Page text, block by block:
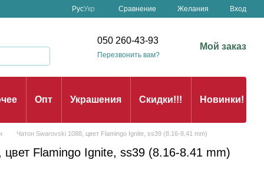
РусУкр Сравнение Желания Вход
050 260-43-93
Перезвонить вам?
Мой заказ
Опт Украшения Скидки!!! Новинки!
Чатон Swarovski 1088, цвет Flamingo Ignite, ss39 (8.16-8.41 mm)
цвет Flamingo Ignite, ss39 (8.16-8.41 mm)